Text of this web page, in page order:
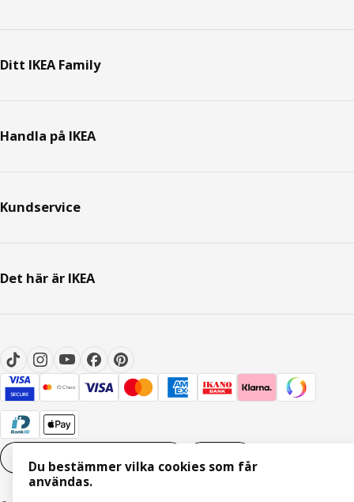
Ditt IKEA Family
Handla på IKEA
Kundservice
Det här är IKEA
Du bestämmer vilka cookies som får
användas.